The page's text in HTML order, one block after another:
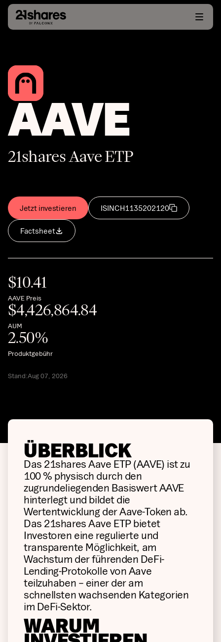
AAVE
21shares Aave ETP
Jetzt investieren ISINCH1135202120
Factsheet
$10.41
AAVE Preis
$4,426,864.84
AUM
2.50%
Produktgebühr
Stand:Aug 07, 2026
ÜBERBLICK
Das 21shares Aave ETP (AAVE) ist zu
100 % physisch durch den
zugrundeliegenden Basiswert AAVE
hinterlegt und bildet die
Wertentwicklung der Aave-Token ab.
Das 21shares Aave ETP bietet
Investoren eine regulierte und
transparente Möglichkeit, am
Wachstum der führenden DeFi-
Lending-Protokolle von Aave
teilzuhaben – einer der am
schnellsten wachsenden Kategorien
im DeFi-Sektor.
WARUM